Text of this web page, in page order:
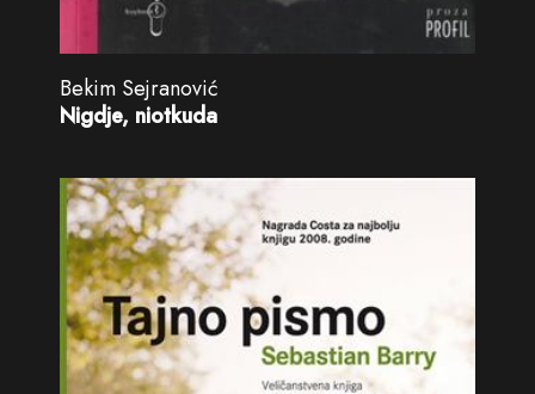
Bekim Sejranović
Nigdje, niotkuda